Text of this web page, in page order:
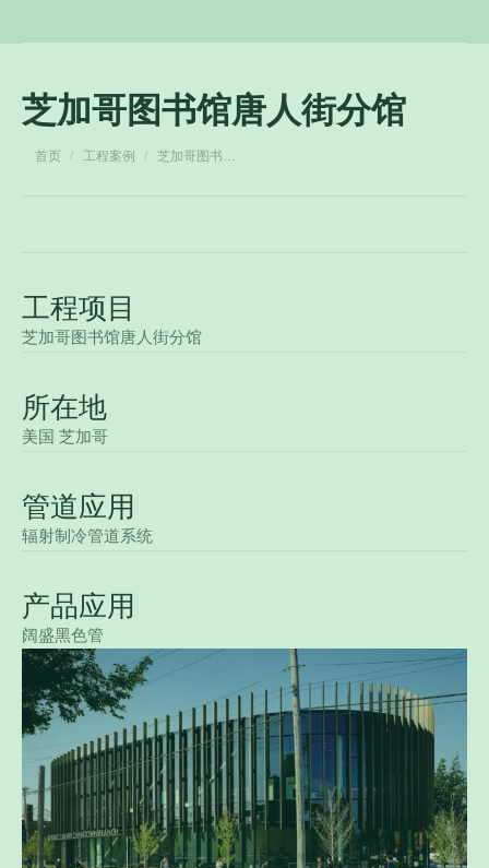
芝加哥图书馆唐人街分馆
您在这里：
首页 工程案例 芝加哥图书…
工程项目
芝加哥图书馆唐人街分馆
所在地
美国 芝加哥
管道应用
辐射制冷管道系统
产品应用
阔盛黑色管